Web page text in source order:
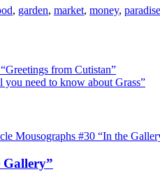
, garden, market, money, paradise
from Cutistan”
need to know about Grass”
Gallery”